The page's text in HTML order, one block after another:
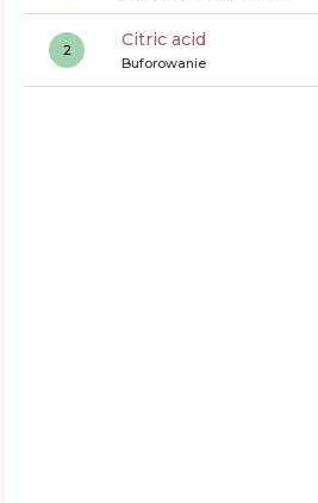
2 citric acid
Buforowanie